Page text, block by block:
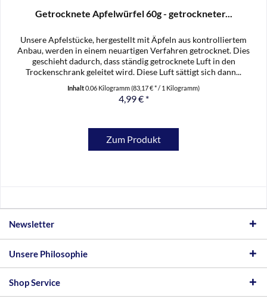
Getrocknete Apfelwürfel 60g - getrockneter...
Unsere Apfelstücke, hergestellt mit Äpfeln aus kontrolliertem
Anbau, werden in einem neuartigen Verfahren getrocknet. Dies
geschieht dadurch, dass ständig getrocknete Luft in den
Trockenschrank geleitet wird. Diese Luft sättigt sich dann...
Inhalt0.06 Kilogramm(83,17 € * / 1 Kilogramm)
4,99 € *
Zum Produkt
Newsletter
Unsere Philosophie
Shop Service